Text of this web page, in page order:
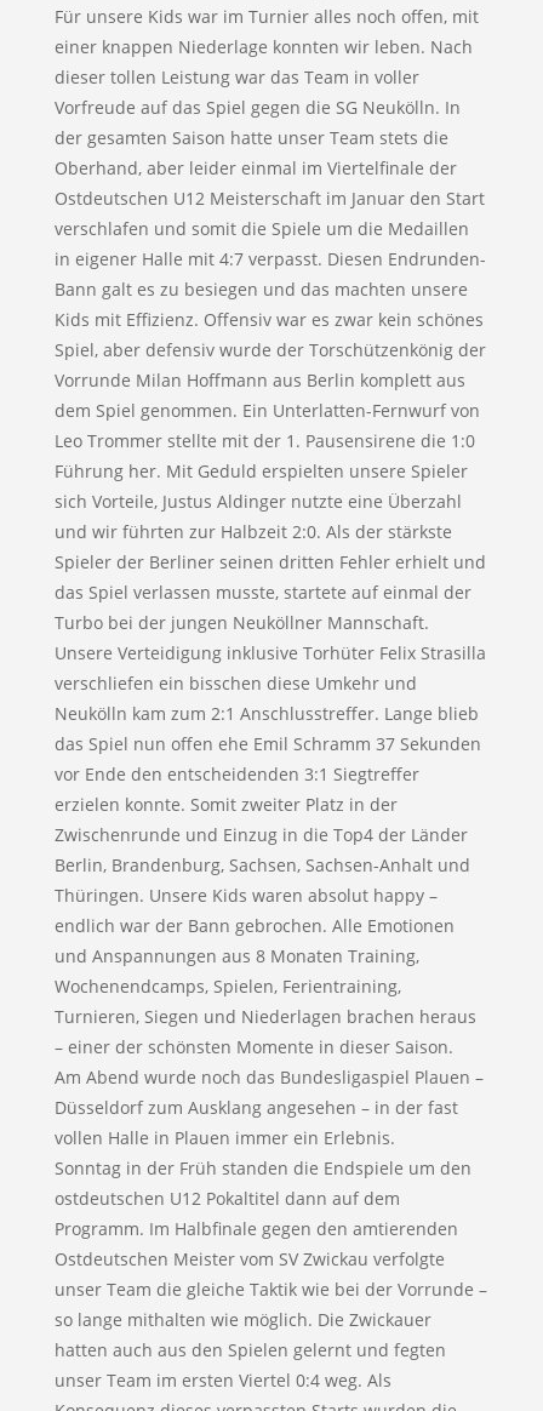
Für unsere Kids war im Turnier alles noch offen, mit
einer knappen Niederlage konnten wir leben. Nach
dieser tollen Leistung war das Team in voller
Vorfreude auf das Spiel gegen die SG Neukölln. In
der gesamten Saison hatte unser Team stets die
Oberhand, aber leider einmal im Viertelfinale der
Ostdeutschen U12 Meisterschaft im Januar den Start
verschlafen und somit die Spiele um die Medaillen
in eigener Halle mit 4:7 verpasst. Diesen Endrunden-
Bann galt es zu besiegen und das machten unsere
Kids mit Effizienz. Offensiv war es zwar kein schönes
Spiel, aber defensiv wurde der Torschützenkönig der
Vorrunde Milan Hoffmann aus Berlin komplett aus
dem Spiel genommen. Ein Unterlatten-Fernwurf von
Leo Trommer stellte mit der 1. Pausensirene die 1:0
Führung her. Mit Geduld erspielten unsere Spieler
sich Vorteile, Justus Aldinger nutzte eine Überzahl
und wir führten zur Halbzeit 2:0. Als der stärkste
Spieler der Berliner seinen dritten Fehler erhielt und
das Spiel verlassen musste, startete auf einmal der
Turbo bei der jungen Neuköllner Mannschaft.
Unsere Verteidigung inklusive Torhüter Felix Strasilla
verschliefen ein bisschen diese Umkehr und
Neukölln kam zum 2:1 Anschlusstreffer. Lange blieb
das Spiel nun offen ehe Emil Schramm 37 Sekunden
vor Ende den entscheidenden 3:1 Siegtreffer
erzielen konnte. Somit zweiter Platz in der
Zwischenrunde und Einzug in die Top4 der Länder
Berlin, Brandenburg, Sachsen, Sachsen-Anhalt und
Thüringen. Unsere Kids waren absolut happy –
endlich war der Bann gebrochen. Alle Emotionen
und Anspannungen aus 8 Monaten Training,
Wochenendcamps, Spielen, Ferientraining,
Turnieren, Siegen und Niederlagen brachen heraus
– einer der schönsten Momente in dieser Saison.
Am Abend wurde noch das Bundesligaspiel Plauen –
Düsseldorf zum Ausklang angesehen – in der fast
vollen Halle in Plauen immer ein Erlebnis.
Sonntag in der Früh standen die Endspiele um den
ostdeutschen U12 Pokaltitel dann auf dem
Programm. Im Halbfinale gegen den amtierenden
Ostdeutschen Meister vom SV Zwickau verfolgte
unser Team die gleiche Taktik wie bei der Vorrunde –
so lange mithalten wie möglich. Die Zwickauer
hatten auch aus den Spielen gelernt und fegten
unser Team im ersten Viertel 0:4 weg. Als